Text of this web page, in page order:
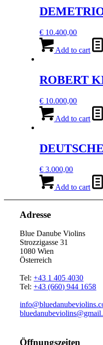
€ 10.400,00
Add to cart
ROBERT
€ 10.000,00
Add to cart
€ 3.000,00
Add to cart
Adresse
Blue Danube Violins
Strozzigasse 31
1080 Wien
Österreich
Tel:+43 1 405 4030
Tel:+43 (660) 944 1658
Öffnungszeiten